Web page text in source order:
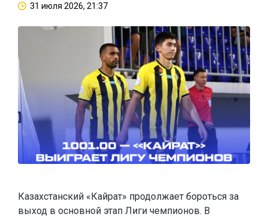
31 июля 2026, 21:37
Казахстанский «Кайрат» продолжает бороться за
выход в основной этап Лиги чемпионов. В